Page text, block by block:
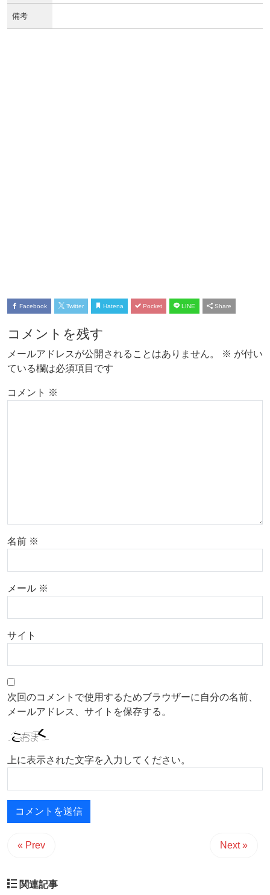
備考
Facebook Twitter Hatena Pocket LINE Share
コメントを残す
メールアドレスが公開されることはありません。 ※ が付い
ている欄は必須項目です
コメント ※
名前 ※
メール ※
サイト
次回のコメントで使用するためブラウザーに自分の名前、
メールアドレス、サイトを保存する。
上に表示された文字を入力してください。
« Prev Next »
関連記事